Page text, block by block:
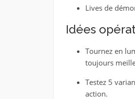
Lives de
Idées
Tournez en
toujours
Testez 5
action.